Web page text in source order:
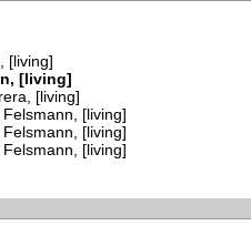
[living]
[living]
[living]
[living]
[living]
[living]